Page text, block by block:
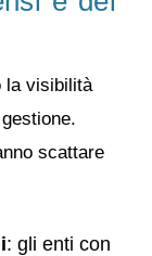
la visibilità
scattare
: gli enti con